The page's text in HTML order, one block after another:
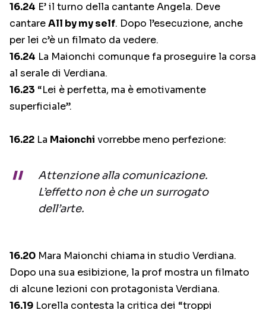
16.24 E’ il turno della cantante Angela. Deve
cantareAll by my self. Dopo l’esecuzione, anche
per lei c’è un filmato da vedere.
16.24 La Maionchi comunque fa proseguire la corsa
al serale di Verdiana.
16.23 “Lei è perfetta, ma è emotivamente
superficiale”.
16.22 La Maionchi vorrebbe meno perfezione:
Attenzione alla comunicazione.
L’effetto non è che un surrogato
dell’arte.
16.20 Mara Maionchi chiama in studio Verdiana.
Dopo una sua esibizione, la prof mostra un filmato
di alcune lezioni con protagonista Verdiana.
16.19 Lorella contesta la critica dei “troppi